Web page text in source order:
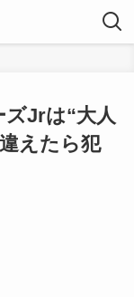
ズJrは“大人
えたら犯